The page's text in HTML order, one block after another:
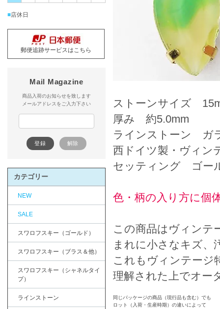
ストーンサイズ
厚み 約5.0mm
ラインストーン ガ
西ドイツ製・ヴィン
セッティング ゴー
色・柄の入り方に個
この商品はヴィンテ
まれに小さなキズ、
これもヴィンテージ
理解された上でオー
同じパッケージの商品（現行品も含む）でも
ロット（入荷・生産時期）の違いによって
■店休日
郵便追跡サービスはこちら
Mail Magazine
商品入荷のお知らせを致します
メールアドレスをご入力下さい
カテゴリー
NEW
SALE
スワロフスキー（ゴールド）
スワロフスキー（ブラス＆他）
スワロフスキー（シャネルタイ
プ）
ラインストーン